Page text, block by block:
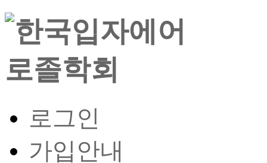
로그인
가입안내